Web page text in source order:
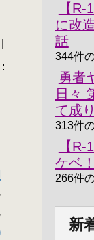
【
に改
話
344件
勇者
日々
て成
313件
【
ケベ
266件
新